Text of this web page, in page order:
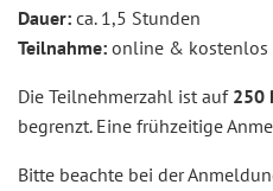
Dauer: ca. 1,5 Stunden
Teilnahme: online & kostenlos
Die Teilnehmerzahl ist auf 250
begrenzt. Eine frühzeitige
Bitte beachte bei der